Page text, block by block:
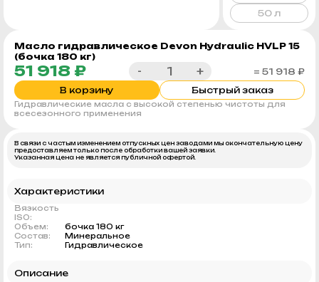
Масло гидравлическое Devon Hydraulic HVLP 15
(бочка 180 кг)
51 918 ₽ - +
= 51 918 ₽
В корзину
Быстрый заказ
Гидравлические масла с высокой степенью чистоты для
всесезонного применения
50 л
В связи с частым изменением отпускных цен заводами мы окончательную цену
предоставляем только после обработки вашей заявки.
Указанная цена не является публичной офертой.
Характеристики
Вязкость
ISO:
Объем:
бочка 180 кг
Состав:
Минеральное
Тип:
Гидравлическое
Описание